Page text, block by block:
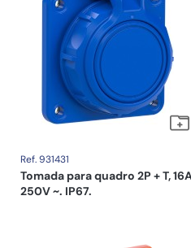
Ref. 931431
Tomada para quadro 2P + T,
250V ~. IP67.